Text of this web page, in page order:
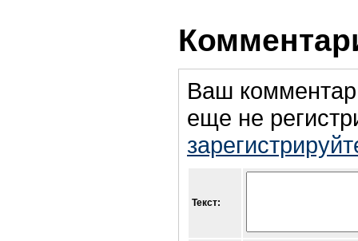
Ваш
еще не
Текст: